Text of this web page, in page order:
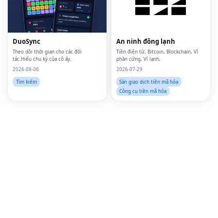
DuoSync
Theo dõi thời gian cho các đối
tác.Hiểu chu kỳ của cô ấy.
2026-08-06
Tìm kiếm
An ninh đông lạnh
Tiền điện tử, Bitcoin, Blockchain, Ví
phần cứng, Ví lạnh,
2026-07-29
Sàn giao dịch tiền mã hóa
Công cụ tiền mã hóa